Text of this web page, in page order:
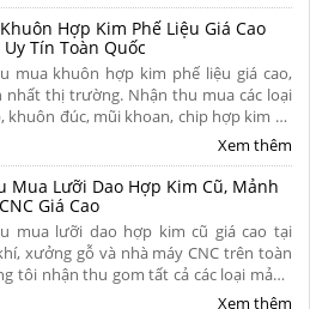
Hợp Kim Phế Liệu Giá Cao
Tín Toàn Quốc
mua khuôn hợp kim phế liệu giá cao,
nhất thị trường. Nhận thu mua các loại
khuôn đúc, mũi khoan, chip hợp kim cũ
Cân đo uy tín, khảo sát nhanh chóng,
Xem thêm
Mua Lưỡi Dao Hợp Kim Cũ, Mảnh
Giá Cao
mua lưỡi dao hợp kim cũ giá cao tại
xưởng gỗ và nhà máy CNC trên toàn
tôi nhận thu gom tất cả các loại mảnh
dao phay ngón carbide, mũi khoan siêu
Xem thêm